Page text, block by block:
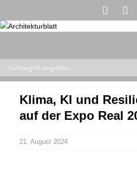
Klima, KI und
auf der Expo Real
21. August 2024